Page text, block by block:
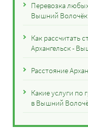
Перевозка
Вышний Волочёк
Как рассчитать
Архангельск -
Расстояние
Какие услуги по
в Вышний